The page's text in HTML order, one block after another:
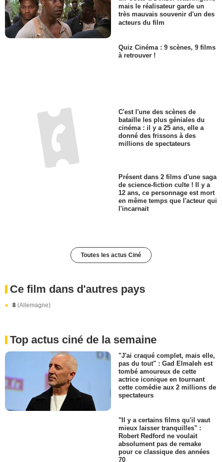
mais le réalisateur garde un
très mauvais souvenir d'un des
acteurs du film
Quiz Cinéma : 9 scènes, 9 films
à retrouver !
C'est l'une des scènes de
bataille les plus géniales du
cinéma : il y a 25 ans, elle a
donné des frissons à des
millions de spectateurs
Présent dans 2 films d'une saga
de science-fiction culte ! Il y a
12 ans, ce personnage est mort
en même temps que l'acteur qui
l'incarnait
Toutes les actus Ciné
Ce film dans d'autres pays
8 (Allemagne)
Top actus ciné de la semaine
"J'ai craqué complet, mais elle,
pas du tout" : Gad Elmaleh est
tombé amoureux de cette
actrice iconique en tournant
cette comédie aux 2 millions de
spectateurs
"Il y a certains films qu'il vaut
mieux laisser tranquilles" :
Robert Redford ne voulait
absolument pas de remake
pour ce classique des années
70